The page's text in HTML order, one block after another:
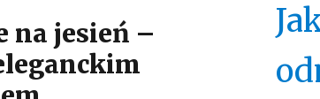
na jesień –